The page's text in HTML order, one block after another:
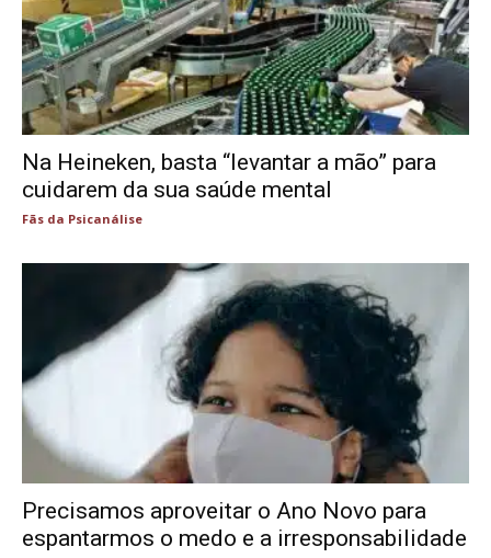
Na Heineken, basta “levantar a mão” para
cuidarem da sua saúde mental
Fãs da Psicanálise
Precisamos aproveitar o Ano Novo para
espantarmos o medo e a irresponsabilidade